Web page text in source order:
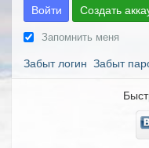
Войти Создать
Запомнить меня
Забыт логин Забыт